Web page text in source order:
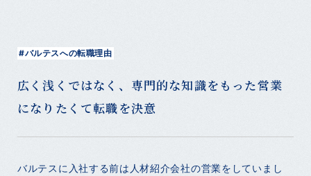
#バルテスへの転職理由
広く浅くではなく、専門的な知識をもった営業
になりたくて転職を決意
バルテスに入社する前は人材紹介会社の営業をしていまし